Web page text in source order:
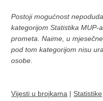
Postoji mogućnost
kategorijom Statistika MUP-
prometa. Naime, u
pod tom kategorijom nisu
osobe.
Vijesti u brojkama | Statistike